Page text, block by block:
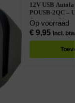
12V USB
POUSB-2QC –
Camper – Blauw
Op voorraad
€9,95 Incl. btw